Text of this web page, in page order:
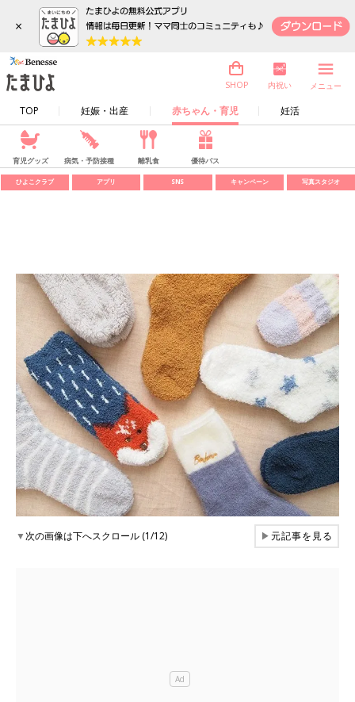
×
TOP 妊娠・出産 赤ちゃん・育児 妊活
SHOP 内祝い メニュー
育児グッズ 病気・予防接種 離乳食 優待パス
ひよこクラブ アプリ SNS キャンペーン 写真スタジオ
▼次の画像は下へスクロール (1/12) ▶元記事を見る